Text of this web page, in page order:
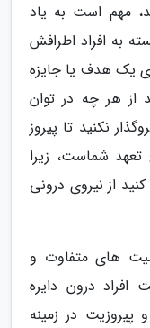
مهم است به یاد
به افراد اطرافش
یک هدف یا جایزه
از هر چه در توان
نکنید تا پیروز
شماست، زیرا
از نیروی درونی
های متفاوت و
درون دایره
در زمینه